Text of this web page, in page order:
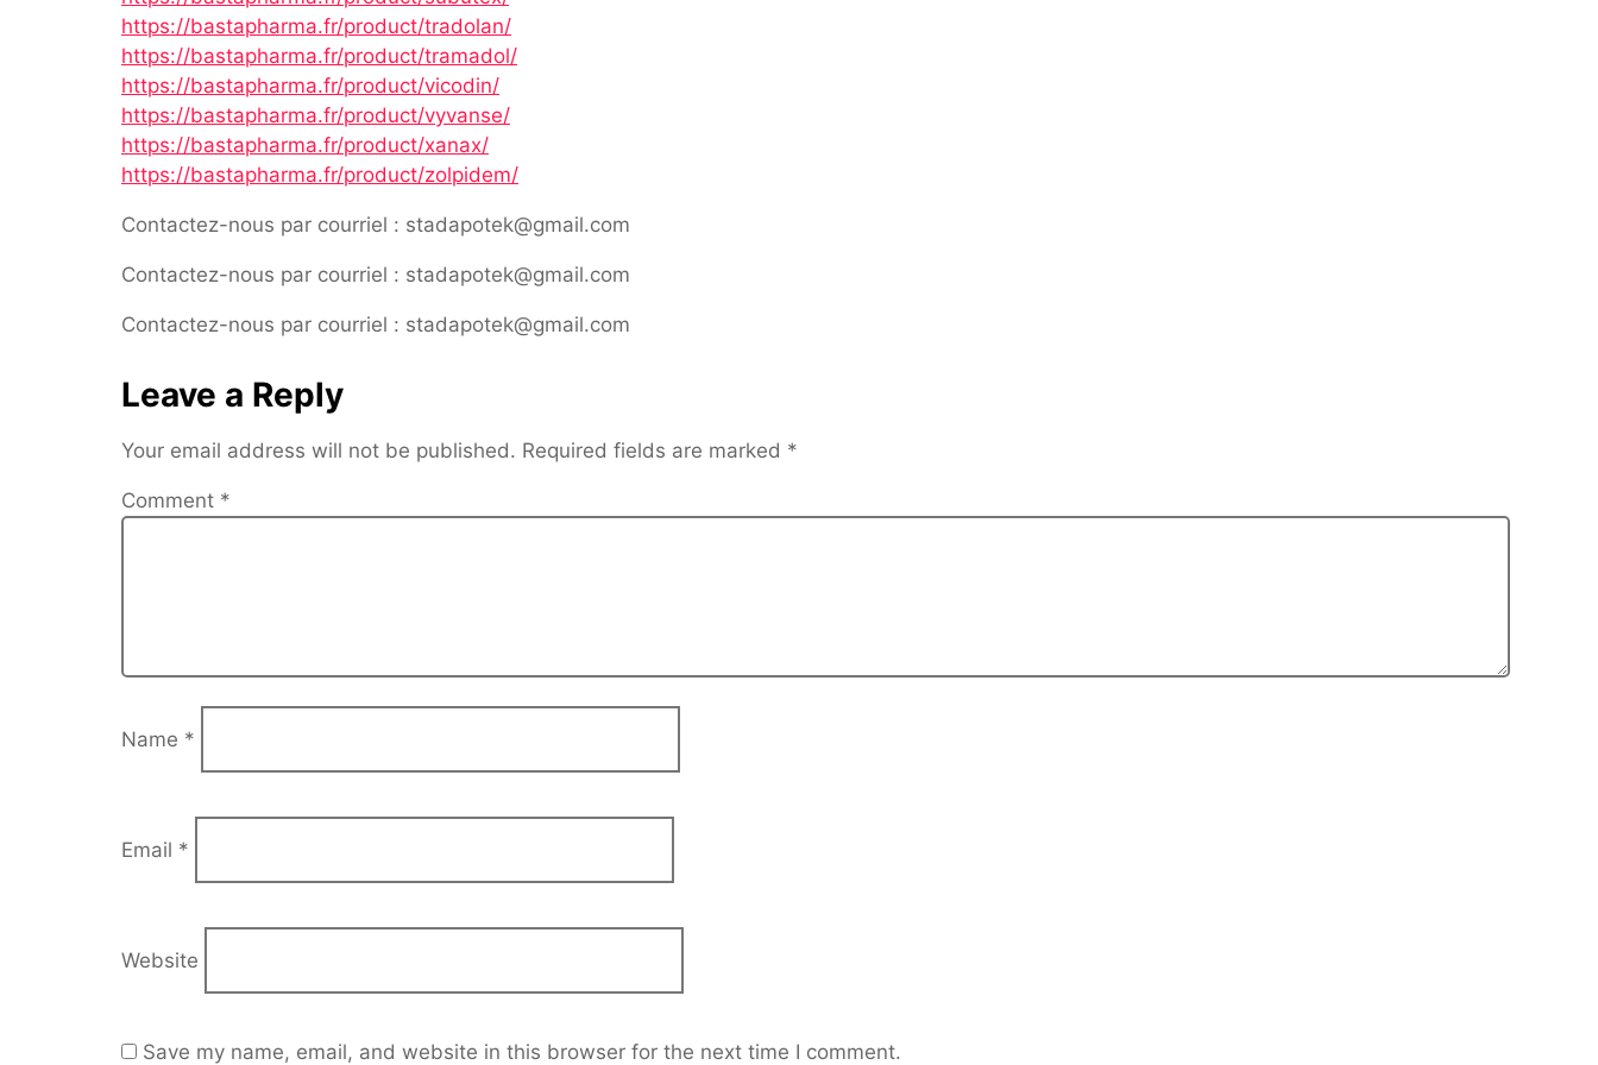
https://bastapharma.fr/product/tradolan/
https://bastapharma.fr/product/tramadol/
https://bastapharma.fr/product/vicodin/
https://bastapharma.fr/product/vyvanse/
https://bastapharma.fr/product/xanax/
https://bastapharma.fr/product/zolpidem/
Contactez-nous par courriel : stadapotek@gmail.com
Contactez-nous par courriel : stadapotek@gmail.com
Contactez-nous par courriel : stadapotek@gmail.com
Leave a Reply
Your email address will not be published. Required fields are marked *
Comment *
Name *
Email *
Website
Save my name, email, and website in this browser for the next time I comment.